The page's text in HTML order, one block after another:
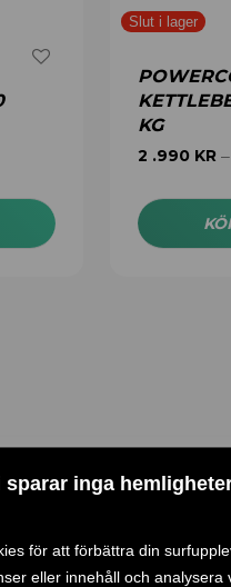
sparar inga
för att förbättra din
eller innehåll och analysera
KG
2 .990 KR–